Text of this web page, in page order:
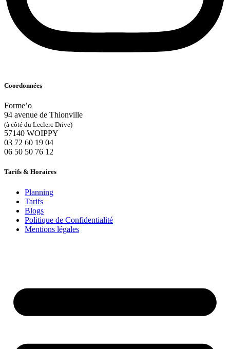
Coordonnées
Forme’o
94 avenue de Thionville
(à côté du Leclerc Drive)
57140 WOIPPY
‭03 72 60 19 04‬
06 50 50 76 12
Tarifs & Horaires
Planning
Tarifs
Blogs
Politique de Confidentialité
Mentions légales